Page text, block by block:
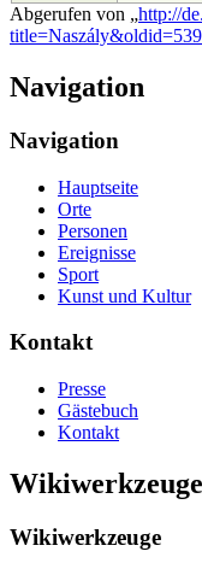
Abgerufen von „http://
Navigation
Navigation
Hauptseite
Orte
Personen
Ereignisse
Sport
Kunst und Kultur
Kontakt
Presse
Gästebuch
Kontakt
Wikiwerkzeuge
Wikiwerkzeuge